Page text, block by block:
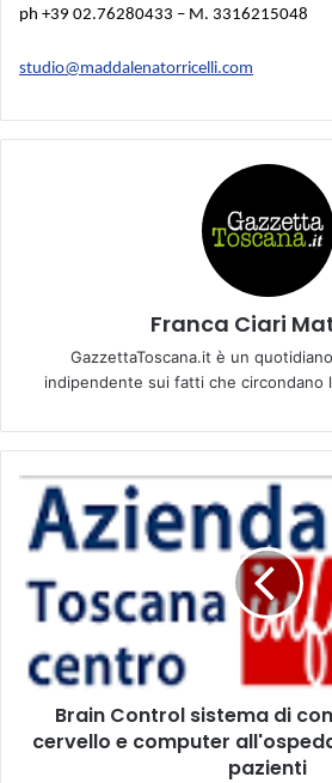
ph +39 02.76280433 – M. 3316215048
studio@maddalenatorricelli.com
Franca Ciari
GazzettaToscana.it è un
indipendente sui fatti che circondano
n
n
Brain Control sistema di
cervello e computer
pazienti